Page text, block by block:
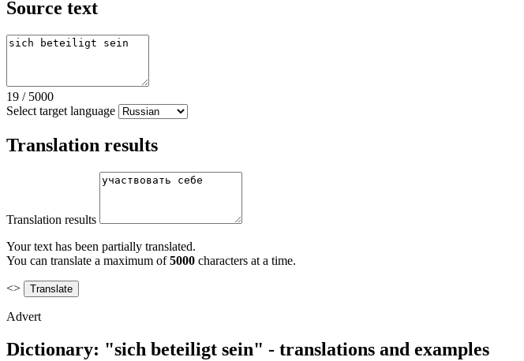
Source text
19 / 5000
Select target language
Translation results
Translation results
Your text has been partially translated.
You can translate a maximum of5000 characters at a time.
<>
Advert
Dictionary: "sich beteiligt sein" - translations and examples